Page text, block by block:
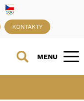
KONTAKTY
MENU